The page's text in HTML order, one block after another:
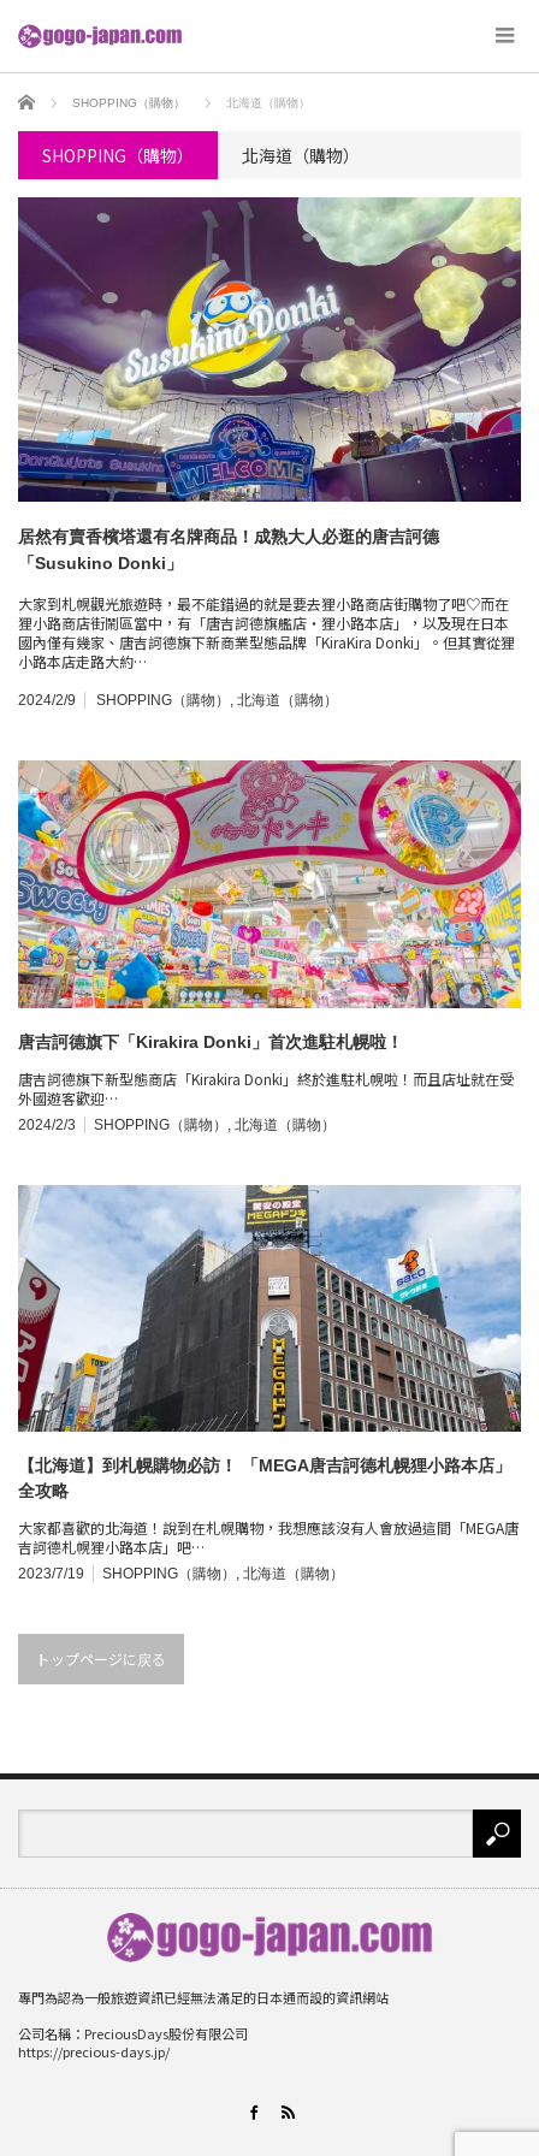
ホーム SHOPPING（購物） 北海道（購物）
SHOPPING（購物） 北海道（購物）
居然有賣香檳塔還有名牌商品！成熟大人必逛的唐吉訶德
「Susukino Donki」
大家到札幌觀光旅遊時，最不能錯過的就是要去狸小路商店街購物了吧♡而在
狸小路商店街鬧區當中，有「唐吉訶德旗艦店・狸小路本店」，以及現在日本
國內僅有幾家、唐吉訶德旗下新商業型態品牌「KiraKira Donki」。但其實從狸
小路本店走路大約…
2024/2/9 SHOPPING（購物） , 北海道（購物）
唐吉訶德旗下「Kirakira Donki」首次進駐札幌啦！
唐吉訶德旗下新型態商店「Kirakira Donki」終於進駐札幌啦！而且店址就在受
外國遊客歡迎…
2024/2/3 SHOPPING（購物） 北海道（購物）
【北海道】到札幌購物必訪！ 「MEGA唐吉訶德札幌狸小路本店」
全攻略
大家都喜歡的北海道！說到在札幌購物，我想應該沒有人會放過這間「MEGA唐
吉訶德札幌狸小路本店」吧…
2023/7/19 SHOPPING（購物） 北海道（購物）
トップページに戻る
專門為認為一般旅遊資訊已經無法滿足的日本通而設的資訊網站
公司名稱：PreciousDays股份有限公司
https://precious-days.jp/
Facebook